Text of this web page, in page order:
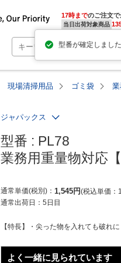
17時までのご注文で
当日出荷対象商品
現場清掃用品 ゴミ袋
ジャパックス
型番 : PL78
業務用重量物対応
通常単価(税別) 1,545円 税込単価
通常出荷日： 5日目
【特長】・尖った物を入れても破れ
よく一緒に見られています